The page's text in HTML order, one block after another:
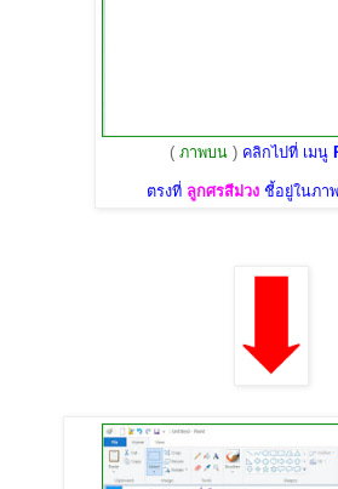
( ภาพบน)คลิกไปที่ เมนู
ตรงที่ ลูกศรสีม่วงชี้อยู่ในภา